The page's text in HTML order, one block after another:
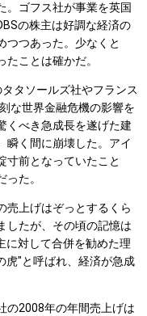
ゴフス社が事業を英国
の株主は好調な経済の
つつあった。少なくと
ことは確かだ。
タソールズ社やフランス
な世界金融危機の影響を
くべき急成長を遂げた建
瞬く間に崩壊した。アイ
寸前となっていたこと
た。
上げはぞっとするくら
したが、その頃の記憶は
に対して合併を勧めた理
虎"と呼ばれ、経済が急成
の2008年の年間売上げは